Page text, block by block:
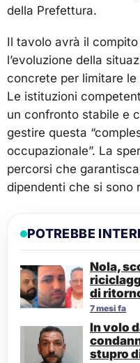
della Prefettura.
Il tavolo avrà il
l’evoluzione della
concrete per limitare
Le istituzioni
un confronto stabile e
gestire questa
occupazionale”. La
percorsi che
dipendenti che si sono
POTREBBE
Nola,
di
7 mesi fa
In volo
stupro